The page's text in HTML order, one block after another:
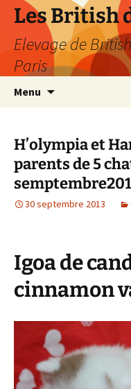
Les British
Elevage de
Paris
Menu
H’olympia et
parents de 5
30 septembre 2013
Igoa de
cinnamon